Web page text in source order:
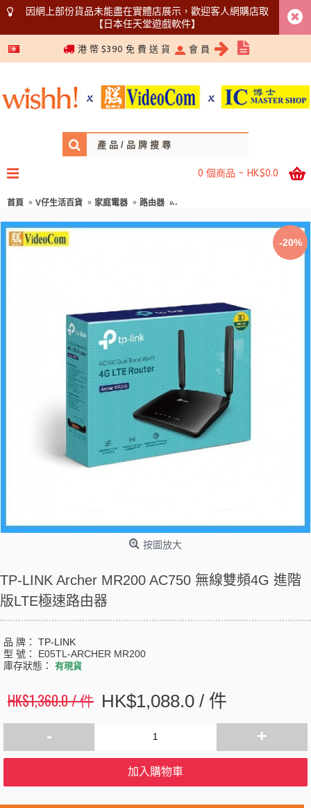
因網上部份貨品未能盡在實體店展示，歡迎客人網購店取
【日本任天堂遊戲軟件】
5366 1340
港 幣 $390 免 費 送 貨 會 員
0 個商品 - HK$0.0
首頁 V仔生活百貨 家庭電器 路由器 TP-LINK Archer MR200 AC750 無
-20%
按圖放大
TP-LINK Archer MR200 AC750 無線雙頻4G 進階
版LTE極速路由器
品 牌： TP-LINK
型 號： E05TL-ARCHER MR200
庫存狀態： 有現貨
HK$1,360.0 / 件 HK$1,088.0 / 件
- +
加入購物車